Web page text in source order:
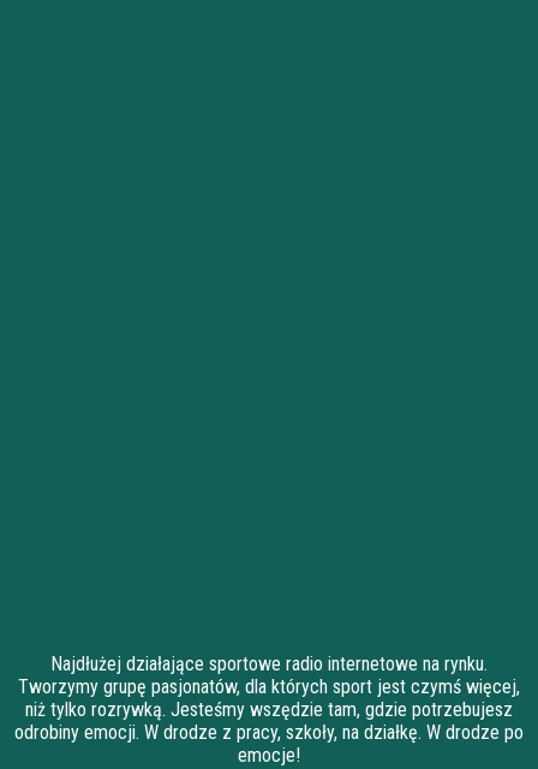
Najdłużej działające sportowe radio internetowe na rynku.
Tworzymy grupę pasjonatów, dla których sport jest czymś więcej,
niż tylko rozrywką. Jesteśmy wszędzie tam, gdzie potrzebujesz
odrobiny emocji. W drodze z pracy, szkoły, na działkę. W drodze po
emocje!